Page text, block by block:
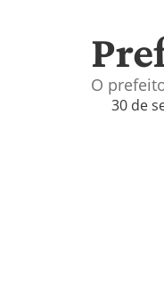
O
30 de